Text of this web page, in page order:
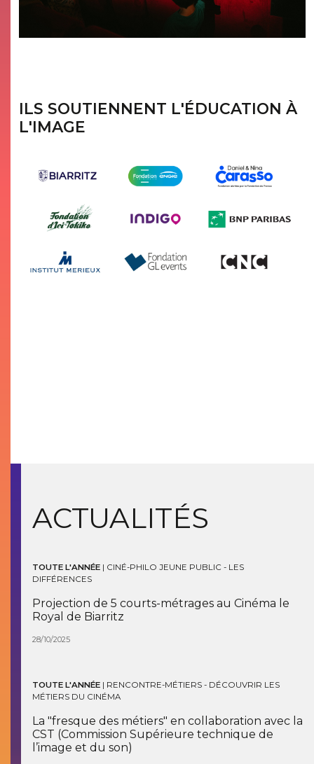
ILS SOUTIENNENT L'ÉDUCATION À
L'IMAGE
ACTUALITÉS
TOUTE L'ANNÉE | CINÉ-PHILO JEUNE PUBLIC - LES
DIFFÉRENCES
Projection de 5 courts-métrages au Cinéma le
Royal de Biarritz
28/10/2025
TOUTE L'ANNÉE | RENCONTRE-MÉTIERS - DÉCOUVRIR LES
MÉTIERS DU CINÉMA
La "fresque des métiers" en collaboration avec la
CST (Commission Supérieure technique de
l’image et du son)